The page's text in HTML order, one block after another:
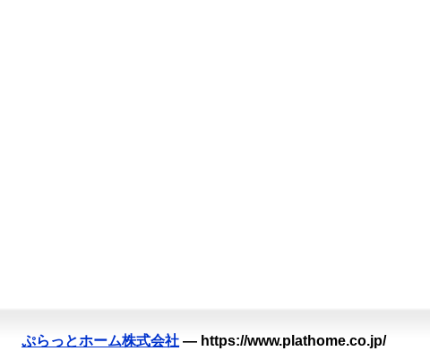
ぷらっとホーム株式会社 — https://www.plathome.co.jp/